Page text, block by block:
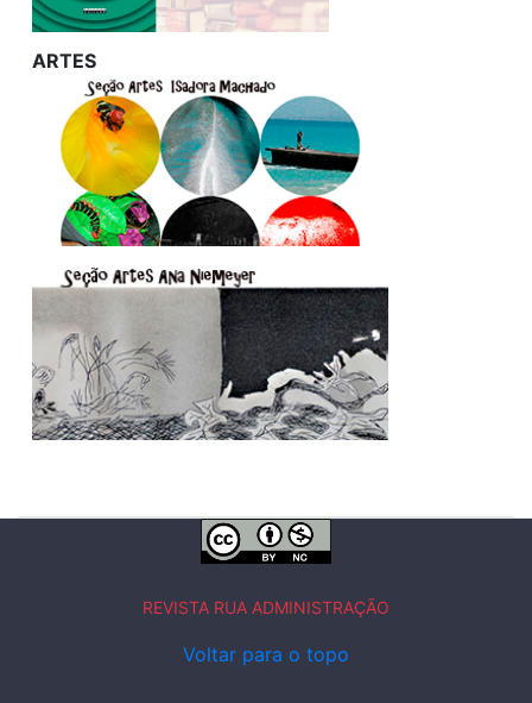
ARTES
REVISTA RUA ADMINISTRAÇÃO
Voltar para o topo